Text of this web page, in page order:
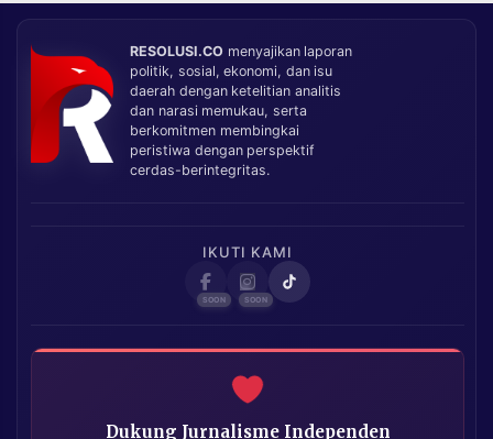
RESOLUSI.CO menyajikan laporan
politik, sosial, ekonomi, dan isu
daerah dengan ketelitian analitis
dan narasi memukau, serta
berkomitmen membingkai
peristiwa dengan perspektif
cerdas-berintegritas.
IKUTI KAMI
Dukung Jurnalisme Independen